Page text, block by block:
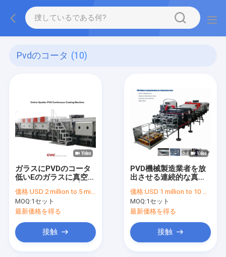
Pvdのコータ (10)
ガラスにPVDのコータ
低いEのガラスに真空の
反映しなさい
価格:USD 2 million to 5 million
MOQ:1セット
最新価格を得る
接触
PVD機械製造業者を放
出させる連続的な真空
トロン
価格:USD 1 million to 10 million
MOQ:1セット
最新価格を得る
接触